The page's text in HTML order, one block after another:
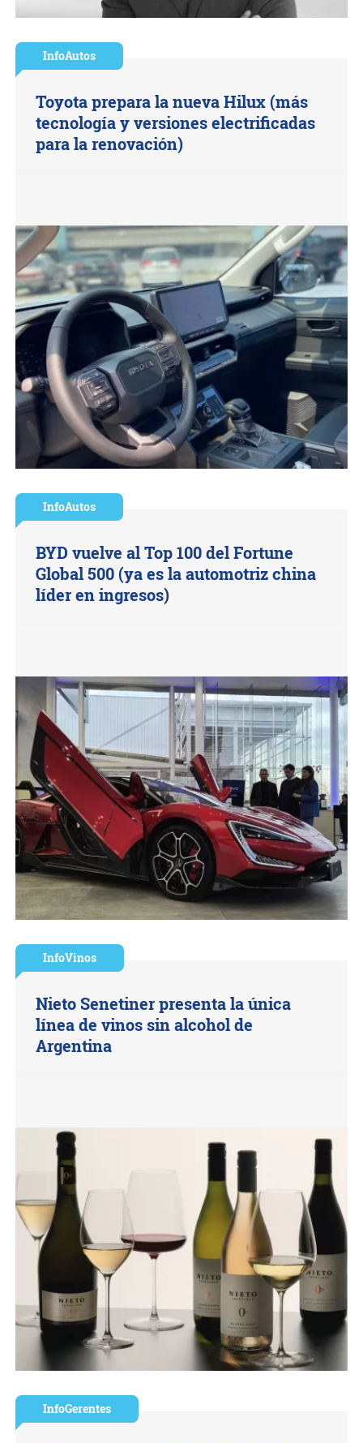
InfoAutos
Toyota prepara la nueva Hilux (más
tecnología y versiones electrificadas
para la renovación)
InfoAutos
BYD vuelve al Top 100 del Fortune
Global 500 (ya es la automotriz china
líder en ingresos)
InfoVinos
Nieto Senetiner presenta la única
línea de vinos sin alcohol de
Argentina
InfoGerentes